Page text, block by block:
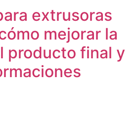
extrusoras
mejorar la
producto final y